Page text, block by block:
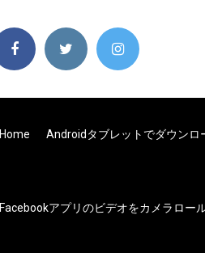
Home Androidタブレットでダウンロ
Facebookアプリのビデオをカメラロー